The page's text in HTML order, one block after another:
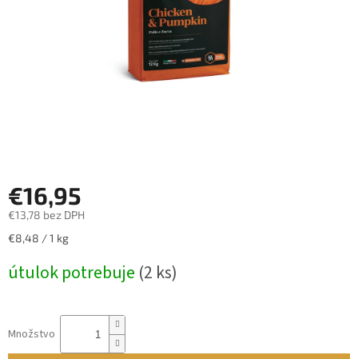
€16,95
€13,78 bez DPH
Jednotková
€8,48 / 1 kg
útulok potrebuje (2 ks)
Množstvo